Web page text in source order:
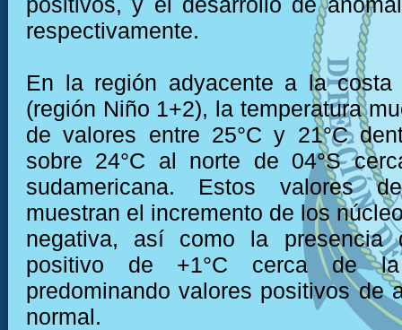
respectivamente.
En la región adyacente a la costa
(región Niño 1+2), la temperatura
de valores entre 25°C y 21°C
sobre 24°C al norte de 04°S
sudamericana. Estos valores
muestran el incremento de los
negativa, así como la presencia
positivo de +1°C cerca de
predominando valores positivos de
normal.